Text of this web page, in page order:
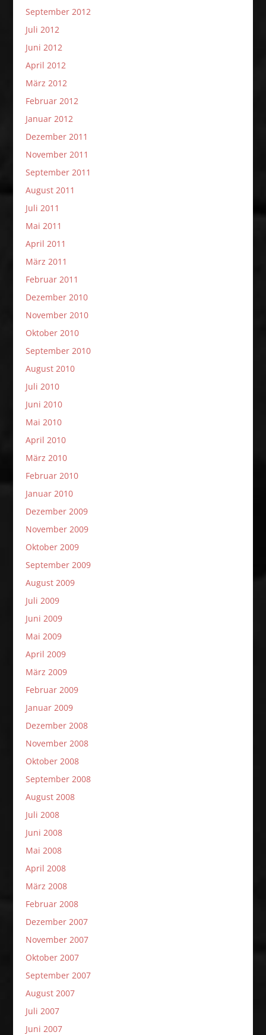
September 2012
Juli 2012
Juni 2012
April 2012
März 2012
Februar 2012
Januar 2012
Dezember 2011
November 2011
September 2011
August 2011
Juli 2011
Mai 2011
April 2011
März 2011
Februar 2011
Dezember 2010
November 2010
Oktober 2010
September 2010
August 2010
Juli 2010
Juni 2010
Mai 2010
April 2010
März 2010
Februar 2010
Januar 2010
Dezember 2009
November 2009
Oktober 2009
September 2009
August 2009
Juli 2009
Juni 2009
Mai 2009
April 2009
März 2009
Februar 2009
Januar 2009
Dezember 2008
November 2008
Oktober 2008
September 2008
August 2008
Juli 2008
Juni 2008
Mai 2008
April 2008
März 2008
Februar 2008
Dezember 2007
November 2007
Oktober 2007
September 2007
August 2007
Juli 2007
Juni 2007